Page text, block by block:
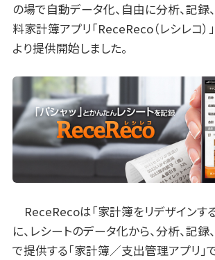
の場で自動データ化、自由に分析、記録
料家計簿アプリ「ReceReco（レシレコ）
より提供開始しました。
ReceRecoは「家計簿をリデザインす
に、レシートのデータ化から、分析、記
で提供する「家計簿／支出管理アプリ」